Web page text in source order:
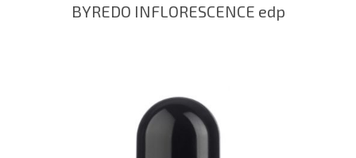
BYREDO INFLORESCENCE edp